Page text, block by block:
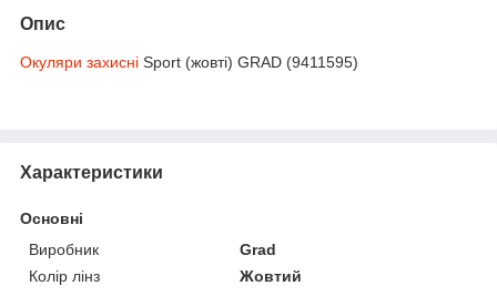
Опис
Окуляри захисні Sport (жовті) GRAD (9411595)
Характеристики
Основні
Виробник
Grad
Колір лінз
Жовтий